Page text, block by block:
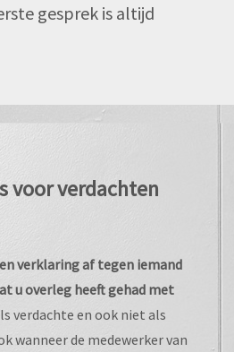
gesprek is altijd
voor verdachten
verklaring af tegen iemand
u overleg heeft gehad met
verdachte en ook niet als
wanneer de medewerker van